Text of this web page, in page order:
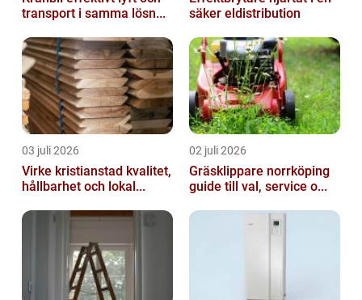
transport i samma lösn...
säker eldistribution
03 juli 2026
Virke kristianstad kvalitet,
hållbarhet och lokal...
02 juli 2026
Gräsklippare norrköping
guide till val, service o...